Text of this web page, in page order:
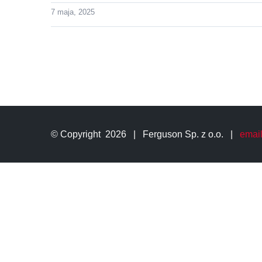
7 maja, 2025
© Copyright 2026 | Ferguson Sp. z o.o. |